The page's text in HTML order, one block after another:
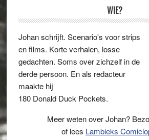
Sidebar
WIE?
Johan schrijft. Scenario's voor strips
en films. Korte verhalen, losse
gedachten. Soms over zichzelf in de
derde persoon. En als redacteur
maakte hij
180 Donald Duck Pockets.
Meer weten over Johan?
of lees Lambieks